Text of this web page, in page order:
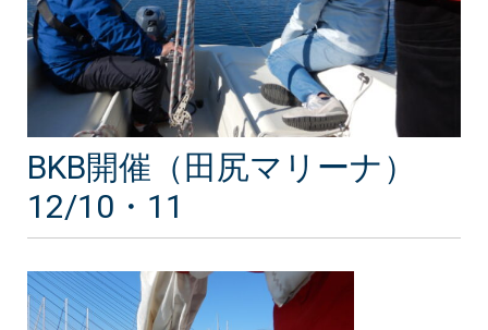
BKB開催（田尻マリーナ）
12/10・11